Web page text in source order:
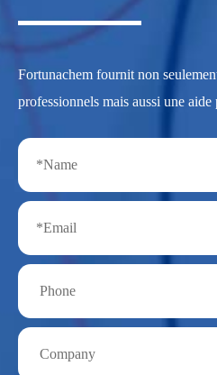
Fortunachem fournit non
professionnels mais aussi une